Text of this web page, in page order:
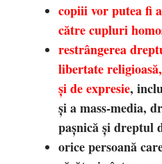
copiii vor putea fi
către cupluri
restrângerea
libertate
și de expresie,
și a mass-media,
pașnică și dreptul
orice persoană